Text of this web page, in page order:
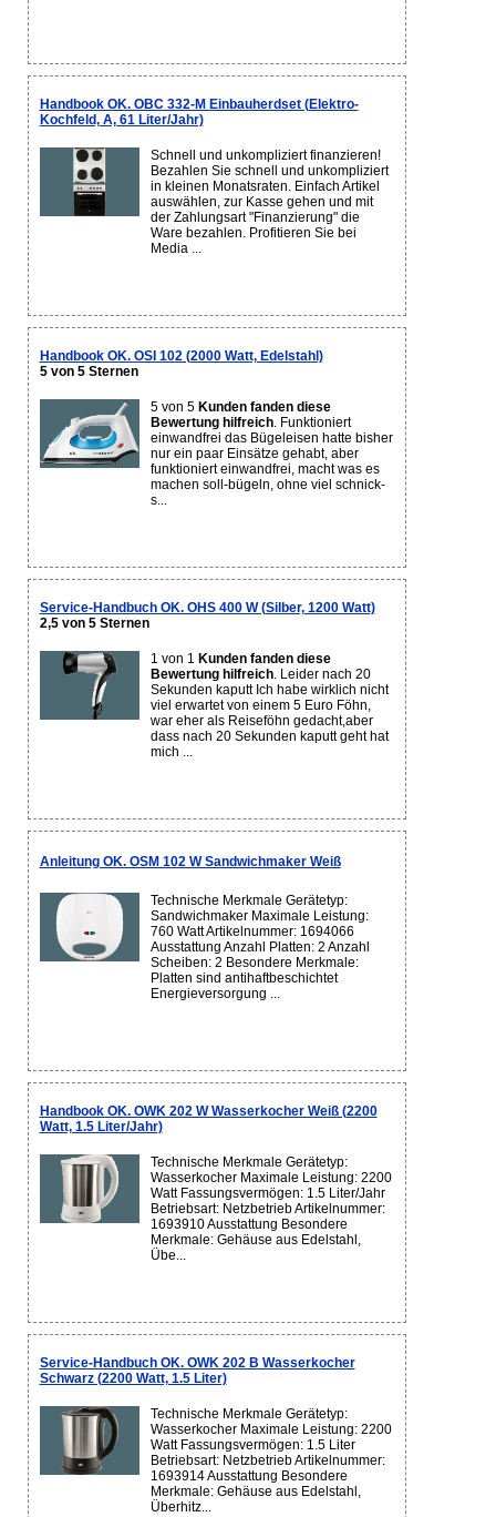
Handbook OK. OBC 332-M Einbauherdset (Elektro-
Kochfeld, A, 61 Liter/Jahr)
Schnell und unkompliziert finanzieren!
Bezahlen Sie schnell und unkompliziert
in kleinen Monatsraten. Einfach Artikel
auswählen, zur Kasse gehen und mit
der Zahlungsart "Finanzierung" die
Ware bezahlen. Profitieren Sie bei
Media ...
Handbook OK. OSI 102 (2000 Watt, Edelstahl)
5 von 5 Sternen
5 von 5 Kunden fanden diese
Bewertung hilfreich. Funktioniert
einwandfrei das Bügeleisen hatte bisher
nur ein paar Einsätze gehabt, aber
funktioniert einwandfrei, macht was es
machen soll-bügeln, ohne viel schnick-
s...
Service-Handbuch OK. OHS 400 W (Silber, 1200 Watt)
2,5 von 5 Sternen
1 von 1 Kunden fanden diese
Bewertung hilfreich. Leider nach 20
Sekunden kaputt Ich habe wirklich nicht
viel erwartet von einem 5 Euro Föhn,
war eher als Reiseföhn gedacht,aber
dass nach 20 Sekunden kaputt geht hat
mich ...
Anleitung OK. OSM 102 W Sandwichmaker Weiß
Technische Merkmale Gerätetyp:
Sandwichmaker Maximale Leistung:
760 Watt Artikelnummer: 1694066
Ausstattung Anzahl Platten: 2 Anzahl
Scheiben: 2 Besondere Merkmale:
Platten sind antihaftbeschichtet
Energieversorgung ...
Handbook OK. OWK 202 W Wasserkocher Weiß (2200
Watt, 1.5 Liter/Jahr)
Technische Merkmale Gerätetyp:
Wasserkocher Maximale Leistung: 2200
Watt Fassungsvermögen: 1.5 Liter/Jahr
Betriebsart: Netzbetrieb Artikelnummer:
1693910 Ausstattung Besondere
Merkmale: Gehäuse aus Edelstahl,
Übe...
Service-Handbuch OK. OWK 202 B Wasserkocher
Schwarz (2200 Watt, 1.5 Liter)
Technische Merkmale Gerätetyp:
Wasserkocher Maximale Leistung: 2200
Watt Fassungsvermögen: 1.5 Liter
Betriebsart: Netzbetrieb Artikelnummer:
1693914 Ausstattung Besondere
Merkmale: Gehäuse aus Edelstahl,
Überhitz...